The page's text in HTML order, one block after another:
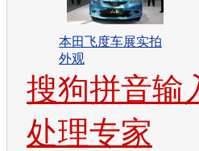
本田飞度车展实拍
外观
搜狗拼音输
处理专家